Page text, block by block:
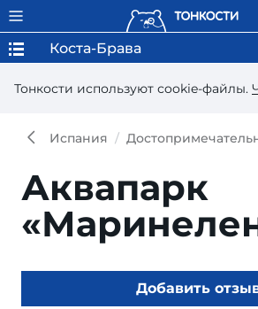
Тонкости используют сookie-файлы.
Коста-Брава
Испания
Аквапарк
Добавить